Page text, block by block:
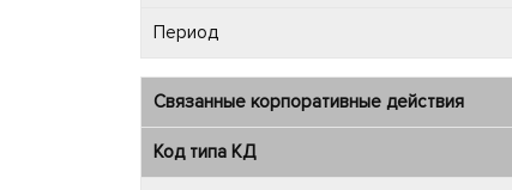
Период
Связанные корпоративные действия
Код типа КД